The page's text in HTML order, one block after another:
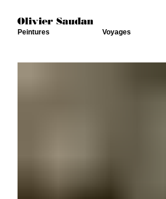
Peintures Voyages